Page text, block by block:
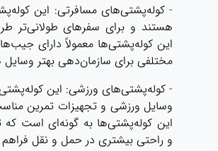
- کوله‌پشتی‌های مسافرتی: این
هستند و برای سفرهای طولانی‌تر
این کوله‌پشتی‌ها معمولاً دارای
مختلفی برای سازمان‌دهی بهتر
- کوله‌پشتی‌های ورزشی: این
وسایل ورزشی و تجهیزات تمرین
این کوله‌پشتی‌ها به گونه‌ای است که
و راحتی بیشتری در حمل و نقل فراهم